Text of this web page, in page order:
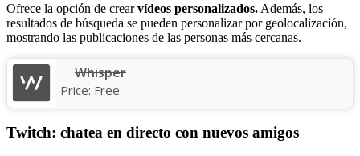
Ofrece la opción de crearvídeos personalizados. Además, los
resultados de búsqueda se pueden personalizar por geolocalización,
mostrando las publicaciones de las personas más cercanas.
Whisper
Price: Free
Twitch: chatea en directo con nuevos amigos